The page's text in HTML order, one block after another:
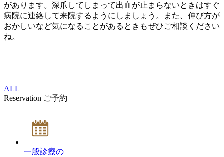
があります。深爪してしまって出血が止まらないときはすぐ
病院に連絡して来院するようにしましょう。また、伸び方が
おかしいなど気になることがあるときもぜひご相談ください
ね。
ALL
Reservation ご予約
一般診療の